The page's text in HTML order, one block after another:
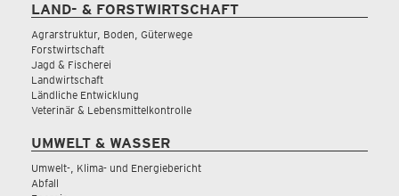
LAND- & FORSTWIRTSCHAFT
Agrarstruktur, Boden, Güterwege
Forstwirtschaft
Jagd & Fischerei
Landwirtschaft
Ländliche Entwicklung
Veterinär & Lebensmittelkontrolle
UMWELT & WASSER
Umwelt-, Klima- und Energiebericht
Abfall